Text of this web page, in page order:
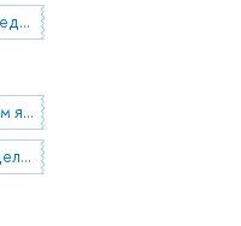
перевод и переводоведение
обучение иностранным языкам
английский язык для делового общения